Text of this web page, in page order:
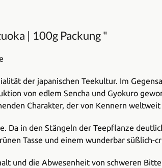
| 100g Packung "
der japanischen Teekultur. Im
von edlem Sencha und Gyokuro
Charakter, der von Kennern
Da in den Stängeln der Teepflanze
Tasse und einem wunderbar süßlich-
und die Abwesenheit von schweren